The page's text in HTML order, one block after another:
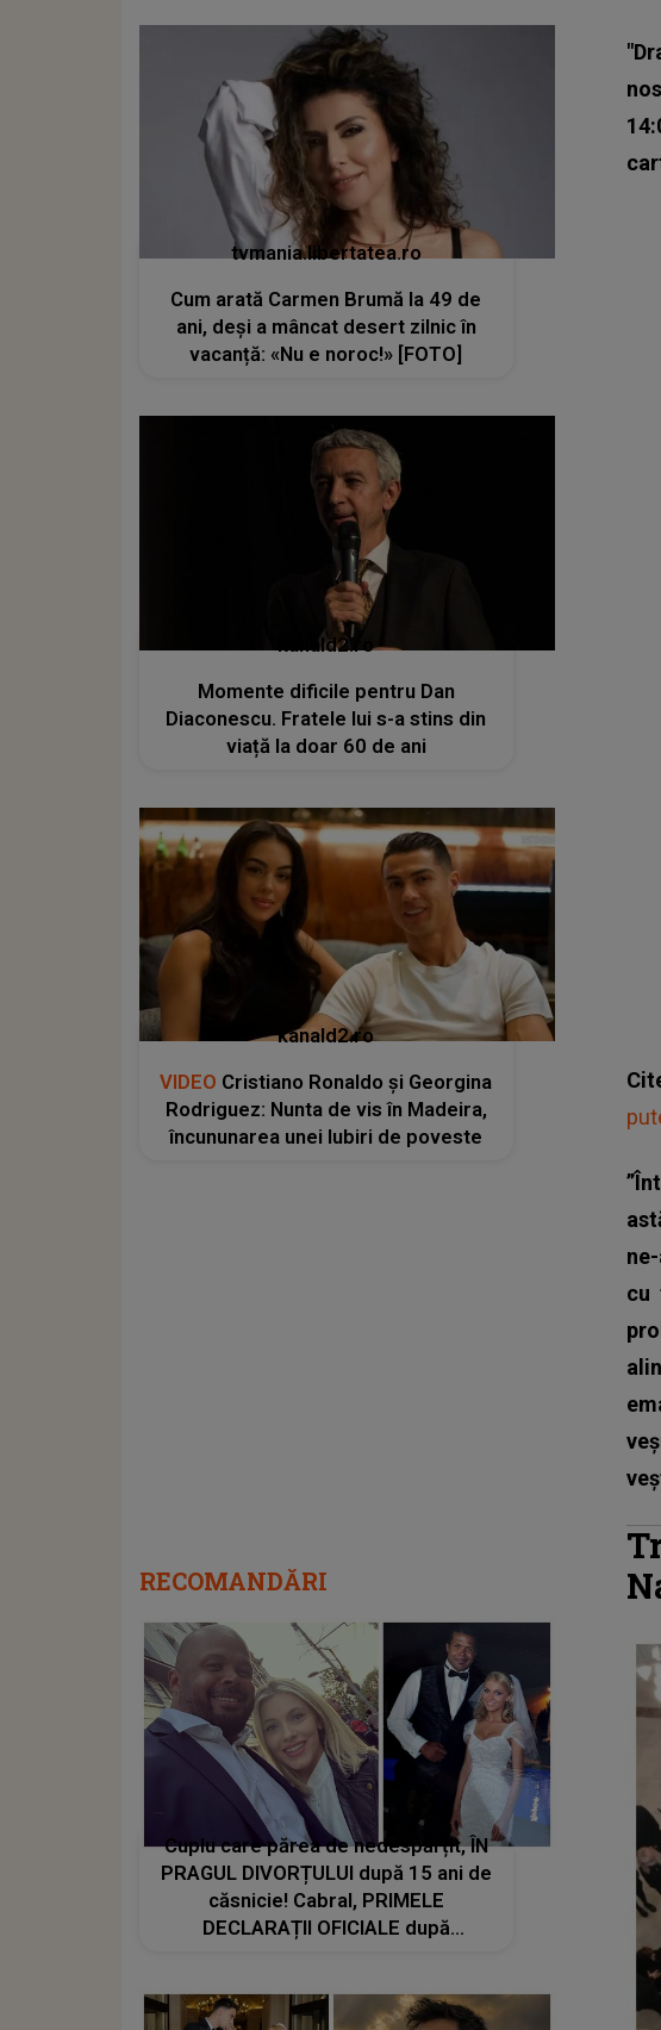
cu
tvmania.libertatea.ro
Cum arată Carmen Brumă la 49 de
ani, deși a mâncat desert zilnic în
vacanță: «Nu e noroc!» [FOTO]
kanald2.ro
Momente dificile pentru Dan
Diaconescu. Fratele lui s-a stins din
viață la doar 60 de ani
kanald2.ro
VIDEO Cristiano Ronaldo și Georgina
Rodriguez: Nunta de vis în Madeira,
încununarea unei Iubiri de poveste
RECOMANDĂRI
Cuplu care părea de nedespărțit, ÎN
PRAGUL DIVORȚULUI după 15 ani de
căsnicie! Cabral, PRIMELE
DECLARAȚII OFICIALE după